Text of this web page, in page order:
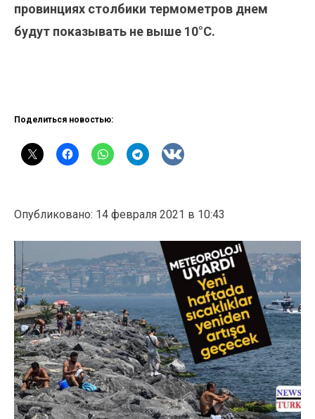
провинциях столбики термометров днем
будут показывать не выше 10°С.
Поделиться новостью:
Опубликовано: 14 февраля 2021 в 10:43